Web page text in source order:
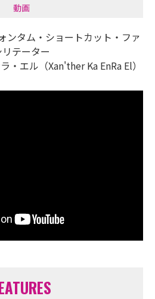
動画
ンタム・ショートカット・ファ
リテーター
・エル（Xan'ther Ka EnRa El）